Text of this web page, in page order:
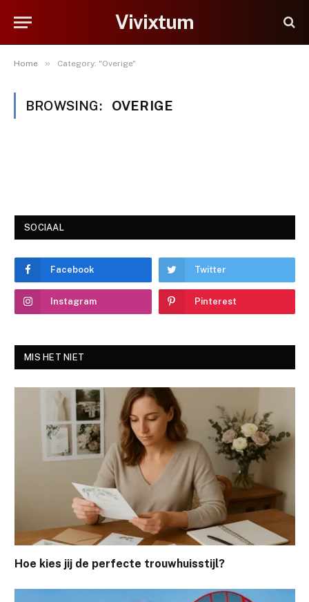
Vivixtum
Home » Category: "Overige"
BROWSING: OVERIGE
SOCIAAL
Facebook Twitter
Instagram Pinterest
MIS HET NIET
Hoe kies jij de perfecte trouwhuisstijl?